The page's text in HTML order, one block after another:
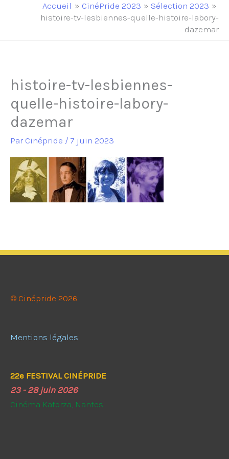
principal
Accueil CinéPride 2023
Sélection 2023
histoire-tv-lesbiennes-quelle-histoire-labory-
dazemar
histoire-tv-lesbiennes-
quelle-histoire-labory-
dazemar
Par Cinépride / 7 juin 2023
© Cinépride 2026
Mentions légales
22e FESTIVAL CINÉPRIDE
23 - 28 juin 2026
Cinéma Katorza, Nantes